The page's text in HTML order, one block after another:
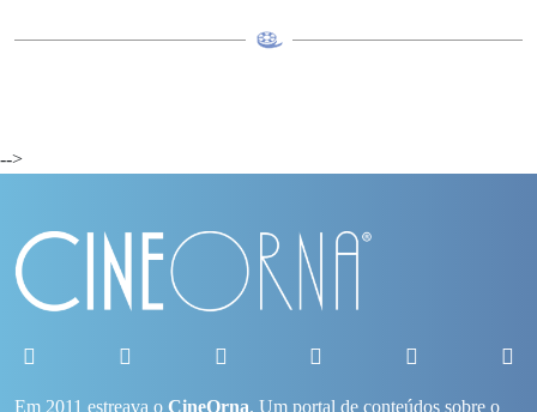
-->
Em 2011 estreava o CineOrna. Um portal de conteúdos sobre o